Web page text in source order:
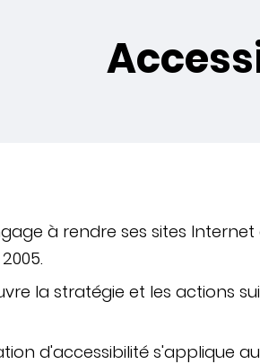
à rendre ses sites
la stratégie et les actions
d'accessibilité s'applique